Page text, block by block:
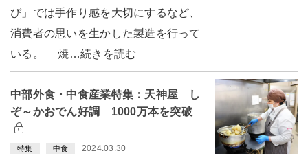
び」では手作り感を大切にするなど、
消費者の思いを生かした製造を行って
いる。 焼…続きを読む
中部外食・中食産業特集：天神屋 し
ぞ～かおでん好調 1000万本を突破
特集 中食 2024.03.30